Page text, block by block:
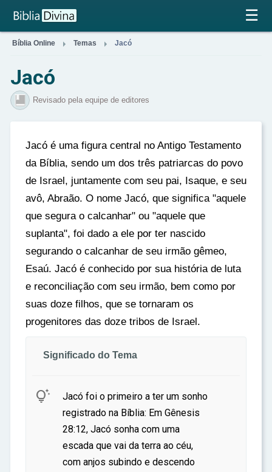
×
☰
Bíblia Online  Temas  Jacó
Jacó
Revisado pela equipe de editores
Jacó é uma figura central no Antigo Testamento
da Bíblia, sendo um dos três patriarcas do povo
de Israel, juntamente com seu pai, Isaque, e seu
avô, Abraão. O nome Jacó, que significa "aquele
que segura o calcanhar" ou "aquele que
suplanta", foi dado a ele por ter nascido
segurando o calcanhar de seu irmão gêmeo,
Esaú. Jacó é conhecido por sua história de luta
e reconciliação com seu irmão, bem como por
suas doze filhos, que se tornaram os
progenitores das doze tribos de Israel.
Significado do Tema

Jacó foi o primeiro a ter um sonho
registrado na Bíblia: Em Gênesis
28:12, Jacó sonha com uma
escada que vai da terra ao céu,
com anjos subindo e descendo